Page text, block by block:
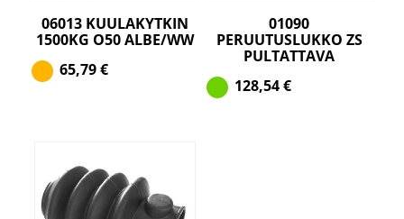
06013 KUULAKYTKIN
1500KG O50 ALBE/WW
65,79€
01090
PERUUTUSLUKKO ZS
PULTATTAVA
128,54€